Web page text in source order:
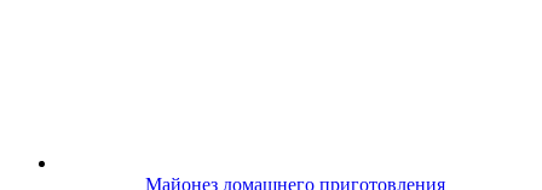
Майонез домашнего приготовления